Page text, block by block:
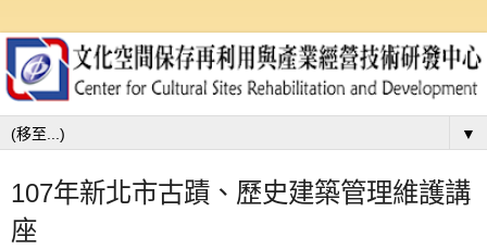
▼
107年新北市古蹟、歷史建築管理維護講
座